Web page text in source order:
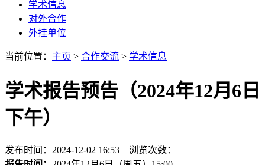
学术信息
对外合作
外挂单位
当前位置： 主页 > 合作交流 > 学术信息
学术报告预告（2024年12月6日
下午）
发布时间：2024-12-02 16:53 浏览次数：